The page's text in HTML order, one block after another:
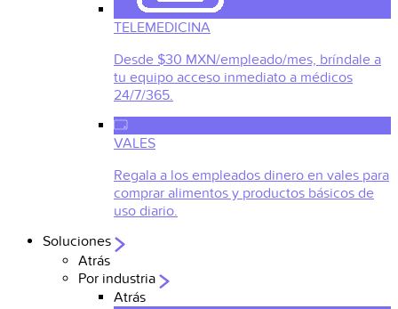
TELEMEDICINA
Desde $30 MXN/empleado/mes, bríndale a
tu equipo acceso inmediato a médicos
24/7/365.
VALES
Regala a los empleados dinero en vales para
comprar alimentos y productos básicos de
uso diario.
Soluciones
Atrás
Por industria
Atrás